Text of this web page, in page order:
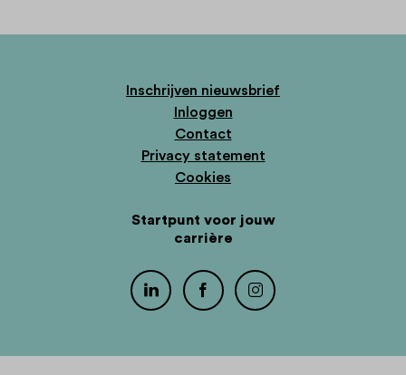
Inschrijven nieuwsbrief
Inloggen
Contact
Privacy statement
Cookies
Startpunt voor jouw
carrière